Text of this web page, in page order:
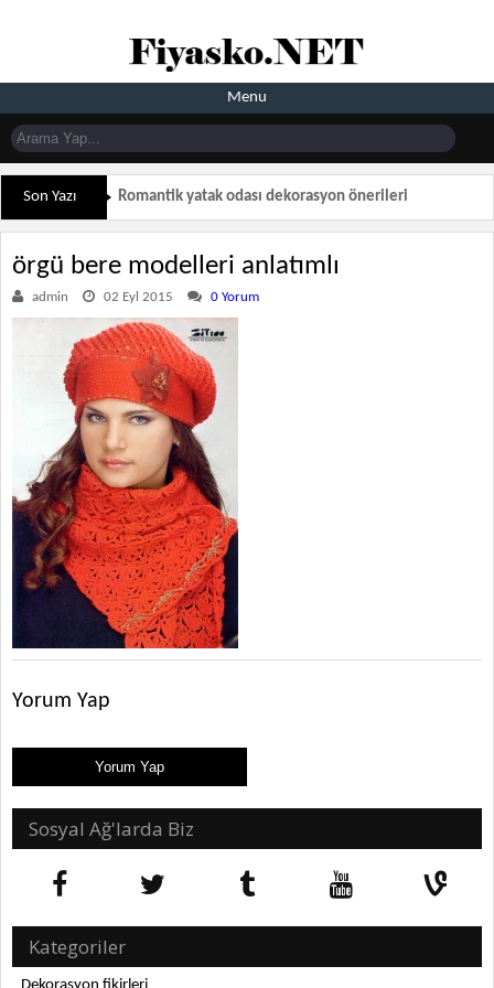
Menu
Son Yazı Romantik yatak odası dekorasyon önerileri
örgü bere modelleri anlatımlı
admin 02 Eyl 2015 0 Yorum
Yorum Yap
Sosyal Ağ'larda Biz
Kategoriler
Dekorasyon fikirleri